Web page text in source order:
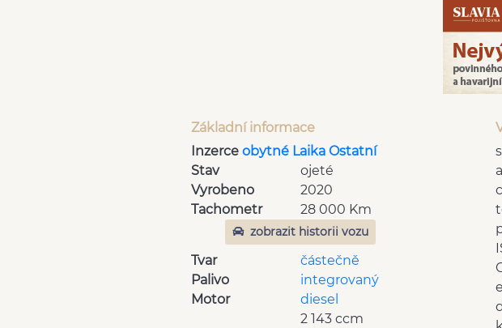
Základní informace
Inzerce obytné Laika Ostatní
Stav
ojeté
Vyrobeno
2020
Tachometr
28 000 Km
zobrazit historii vozu
Tvar
částečně
integrovaný
Palivo
diesel
Motor
2 143 ccm